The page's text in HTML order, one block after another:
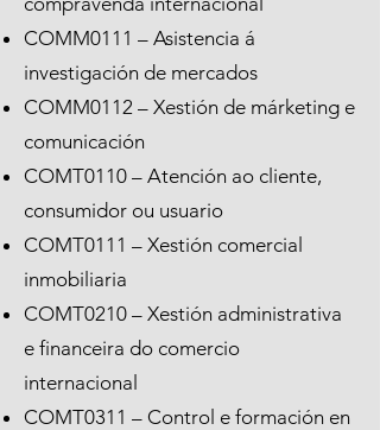
COMM0111 – Asistencia á
investigación de mercados
COMM0112 – Xestión de márketing e
comunicación
COMT0110 – Atención ao cliente,
consumidor ou usuario
COMT0111 – Xestión comercial
inmobiliaria
COMT0210 – Xestión administrativa
e financeira do comercio
internacional
COMT0311 – Control e formación en